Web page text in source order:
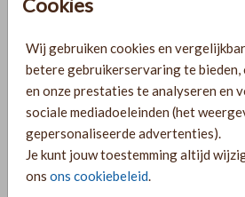
Cookies
Wij gebruiken cookies en
betere gebruikerservaring te
en onze prestaties te analyseren en
sociale mediadoeleinden (het
gepersonaliseerde advertenties).
Je kunt jouw toestemming altijd
ons ons cookiebeleid.
Prijzen
PRODUCTINFORMATIE
OMSCHRIJVING